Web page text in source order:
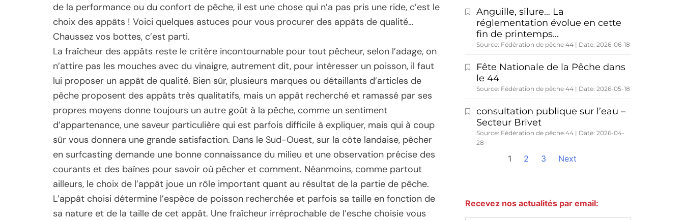
de la performance ou du confort de pêche, il est une chose qui n’a pas pris une ride, c’est le
choix des appâts ! Voici quelques astuces pour vous procurer des appâts de qualité…
Chaussez vos bottes, c’est parti.
La fraîcheur des appâts reste le critère incontournable pour tout pêcheur, selon l’adage, on
n’attire pas les mouches avec du vinaigre, autrement dit, pour intéresser un poisson, il faut
lui proposer un appât de qualité. Bien sûr, plusieurs marques ou détaillants d’articles de
pêche proposent des appâts très qualitatifs, mais un appât recherché et ramassé par ses
propres moyens donne toujours un autre goût à la pêche, comme un sentiment
d’appartenance, une saveur particulière qui est parfois difficile à expliquer, mais qui à coup
sûr vous donnera une grande satisfaction. Dans le Sud-Ouest, sur la côte landaise, pêcher
en surfcasting demande une bonne connaissance du milieu et une observation précise des
courants et des baïnes pour savoir où pêcher et comment. Néanmoins, comme partout
ailleurs, le choix de l’appât joue un rôle important quant au résultat de la partie de pêche.
L’appât choisi détermine l’espèce de poisson recherchée et parfois sa taille en fonction de
sa nature et de la taille de cet appât. Une fraîcheur irréprochable de l’esche choisie vous
Anguille, silure… La
réglementation évolue en cette
fin de printemps…
Source: Fédération de pêche 44 Date: 2026-06-18
Fête Nationale de la Pêche dans
le 44
Source: Fédération de pêche 44 Date: 2026-05-18
consultation publique sur l’eau –
Secteur Brivet
Source: Fédération de pêche 44
Date: 2026-04-
28
1 2 3 Next
Recevez nos actualités par email: